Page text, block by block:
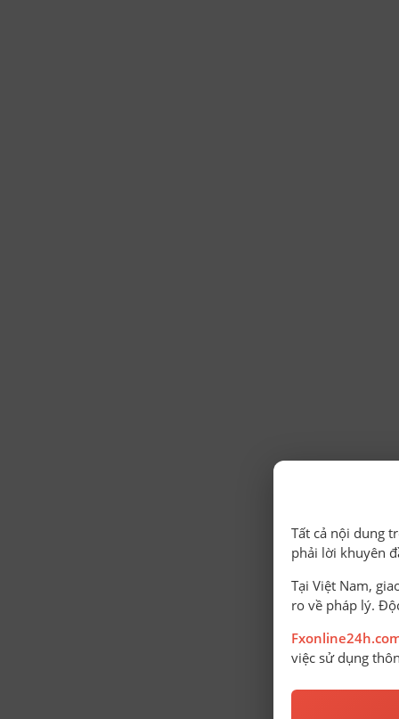
Tất cả nội dung
phải lời khuyên
Tại Việt Nam,
ro về pháp lý.
việc sử dụng